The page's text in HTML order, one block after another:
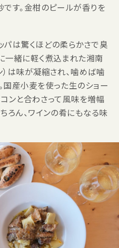
す。金柑のピールが香りを
パは驚くほどの柔らかさで臭
一緒に軽く煮込まれた湘南
は味が凝縮され、噛めば噛
国産小麦を使った生のショー
ンと合わさって風味を増幅
ろん、ワインの肴にもなる味